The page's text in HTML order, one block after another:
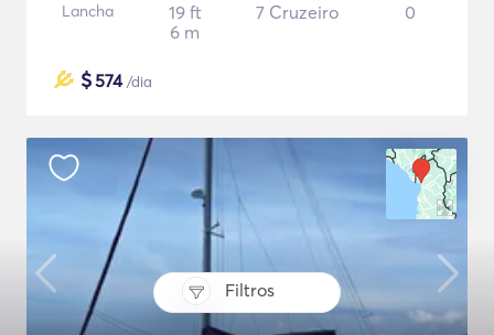
Filtros
Lancha
19 ft
6 m
7 Cruzeiro 0
$574/dia